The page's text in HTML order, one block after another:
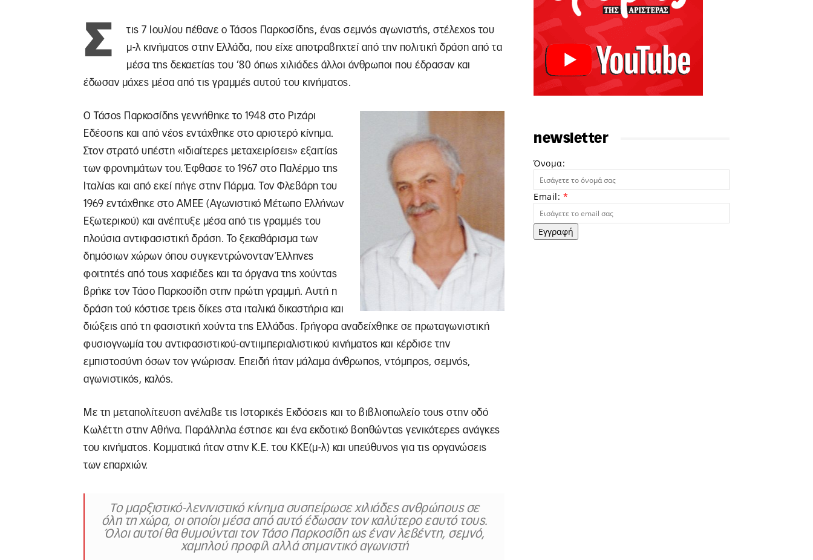
Σ
τις 7 Ιουλίου πέθανε ο Τάσος Παρκοσίδης, ένας σεμνός αγωνιστής, στέλεχος του
μ-λ κινήματος στην Ελλάδα, που είχε αποτραβηχτεί από την πολιτική δράση από τα
μέσα της δεκαετίας του ’80 όπως χιλιάδες άλλοι άνθρωποι που έδρασαν και
έδωσαν μάχες μέσα από τις γραμμές αυτού του κινήματος.
Ο Τάσος Παρκοσίδης γεννήθηκε το 1948 στο Ριζάρι
Εδέσσης και από νέος εντάχθηκε στο αριστερό κίνημα.
Στον στρατό υπέστη «ιδιαίτερες μεταχειρίσεις» εξαιτίας
των φρονημάτων του. Έφθασε το 1967 στο Παλέρμο της
Ιταλίας και από εκεί πήγε στην Πάρμα. Τον Φλεβάρη του
1969 εντάχθηκε στο ΑΜΕΕ (Αγωνιστικό Μέτωπο Ελλήνων
Εξωτερικού) και ανέπτυξε μέσα από τις γραμμές του
πλούσια αντιφασιστική δράση. Το ξεκαθάρισμα των
δημόσιων χώρων όπου συγκεντρώνονταν Έλληνες
φοιτητές από τους χαφιέδες και τα όργανα της χούντας
βρήκε τον Τάσο Παρκοσίδη στην πρώτη γραμμή. Αυτή η
δράση τού κόστισε τρεις δίκες στα ιταλικά δικαστήρια και
διώξεις από τη φασιστική χούντα της Ελλάδας. Γρήγορα αναδείχθηκε σε πρωταγωνιστική
φυσιογνωμία του αντιφασιστικού-αντιιμπεριαλιστικού κινήματος και κέρδισε την
εμπιστοσύνη όσων τον γνώρισαν. Επειδή ήταν μάλαμα άνθρωπος, ντόμπρος, σεμνός,
αγωνιστικός, καλός.
Με τη μεταπολίτευση ανέλαβε τις Ιστορικές Εκδόσεις και το βιβλιοπωλείο τους στην οδό
Κωλέττη στην Αθήνα. Παράλληλα έστησε και ένα εκδοτικό βοηθώντας γενικότερες ανάγκες
του κινήματος. Κομματικά ήταν στην Κ.Ε. του ΚΚΕ(μ-λ) και υπεύθυνος για τις οργανώσεις
των επαρχιών.
Το μαρξιστικό-λενινιστικό κίνημα συσπείρωσε χιλιάδες ανθρώπους σε
όλη τη χώρα, οι οποίοι μέσα από αυτό έδωσαν τον καλύτερο εαυτό τους.
Όλοι αυτοί θα θυμούνται τον Τάσο Παρκοσίδη ως έναν λεβέντη, σεμνό,
χαμηλού προφίλ αλλά σημαντικό αγωνιστή
newsletter
Όνομα:
Email: *
Εγγραφή